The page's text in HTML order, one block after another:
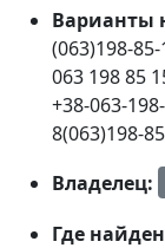
Варианты
(063)198-
063 198 85
+38-063-
8(063)198-
Владелец:
Где